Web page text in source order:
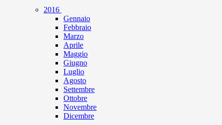
2016
Gennaio
Febbraio
Marzo
Aprile
Maggio
Giugno
Luglio
Agosto
Settembre
Ottobre
Novembre
Dicembre